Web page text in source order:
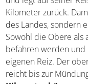
In den Cottischen
und legt auf seiner
Kilometer zurück.
des Landes, sondern
Sowohl die Obere als
befahren werden
ihren eigenen Reiz.